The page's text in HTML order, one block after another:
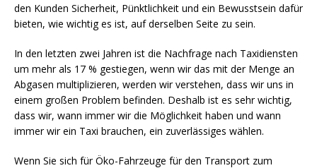
den Kunden Sicherheit, Pünktlichkeit und ein Bewusstsein dafür
bieten, wie wichtig es ist, auf derselben Seite zu sein.
In den letzten zwei Jahren ist die Nachfrage nach Taxidiensten
um mehr als 17 % gestiegen, wenn wir das mit der Menge an
Abgasen multiplizieren, werden wir verstehen, dass wir uns in
einem großen Problem befinden. Deshalb ist es sehr wichtig,
dass wir, wann immer wir die Möglichkeit haben und wann
immer wir ein Taxi brauchen, ein zuverlässiges wählen.
Wenn Sie sich für Öko-Fahrzeuge für den Transport zum